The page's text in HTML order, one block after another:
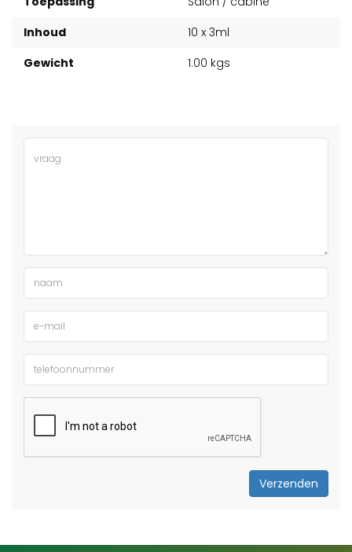
Inhoud
10 x 3ml
Gewicht
1.00 kgs
Verzenden